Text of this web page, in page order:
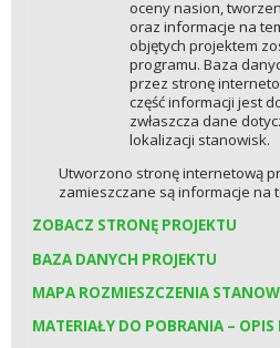
oceny nasion,
oraz informacje na
objętych projektem
programu. Baza
przez stronę
część informacji jest
zwłaszcza dane
lokalizacji stanowisk.
Utworzono stronę internetową
zamieszczane są informacje na
ZOBACZ STRONĘ PROJEKTU
BAZA DANYCH PROJEKTU
MAPA ROZMIESZCZENIA
MATERIAŁY DO POBRANIA – OPIS